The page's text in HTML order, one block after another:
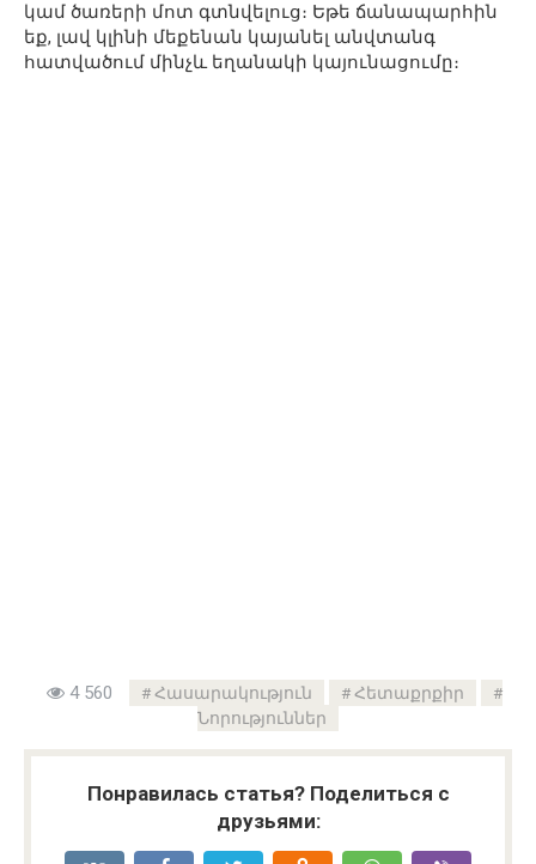
կամ ծառերի մոտ գտնվելուց։ Եթե ճանապարհին
եք, լավ կլինի մեքենան կայանել անվտանգ
հատվածում մինչև եղանակի կայունացումը։
4 560 Հասարակություն
Հետաքրքիր
Նորություններ
Понравилась статья? Поделиться с
друзьями: